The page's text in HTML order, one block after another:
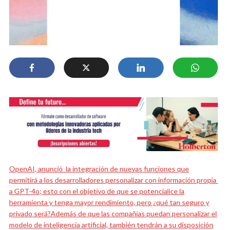
OpenAI, anunció la integración de nuevas funciones que
permitirá a los desarrolladores personalizar con información propia
a GPT-4o; esto con el objetivo de que se potencialice la
herramienta y tenga mayor rendimiento, pero ¿qué tan seguro y
privado será?Además de que las compañías puedan personalizar el
modelo de inteligencia artificial, también tendrán a su disposición